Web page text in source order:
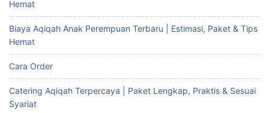
Hemat
Biaya Aqiqah Anak Perempuan Terbaru | Estimasi, Paket & Tips
Hemat
Cara Order
Catering Aqiqah Terpercaya | Paket Lengkap, Praktis & Sesuai
Syariat